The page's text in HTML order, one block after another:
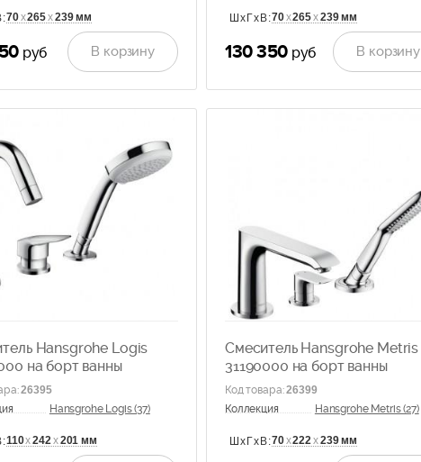
70х265х239 мм
руб В корзину
ШхГхВ:70х265х239 мм
130 350 руб В корзину
Hansgrohe Logis
на борт ванны
:26395
Hansgrohe Logis (37)
110х242х201 мм
Смеситель Hansgrohe Metris
31190000 на борт ванны
Код товара:26399
Коллекция
Hansgrohe Metris (27)
ШхГхВ:70х222х239 мм